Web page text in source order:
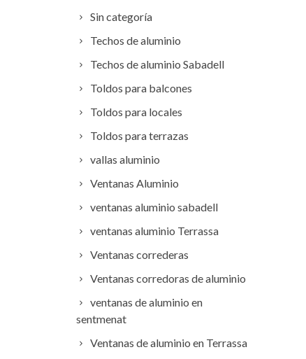
Sin categoría
Techos de aluminio
Techos de aluminio Sabadell
Toldos para balcones
Toldos para locales
Toldos para terrazas
vallas aluminio
Ventanas Aluminio
ventanas aluminio sabadell
ventanas aluminio Terrassa
Ventanas correderas
Ventanas corredoras de aluminio
ventanas de aluminio en
sentmenat
Ventanas de aluminio en Terrassa